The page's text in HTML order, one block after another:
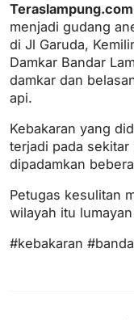
menjadi gudang
di Jl Garuda,
Damkar Bandar
damkar dan
api.
Kebakaran yang
terjadi pada sekitar
dipadamkan
Petugas kesulitan
wilayah itu
#kebakaran